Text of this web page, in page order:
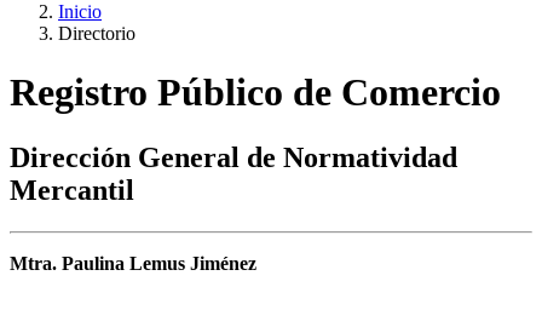
Inicio
Directorio
Registro Público de Comercio
Dirección General de Normatividad
Mercantil
Mtra. Paulina Lemus Jiménez